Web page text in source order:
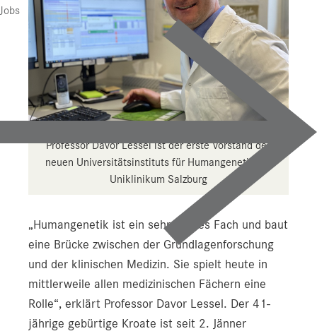
Jobs Presse
Downloads
Pressebilder
YOUNG.HOPE
Pressekontakt
Professor Davor Lessel ist der erste Vorstand des
neuen Universitätsinstituts für Humangenetik am
Uniklinikum Salzburg
„Humangenetik ist ein sehr breites Fach und baut
eine Brücke zwischen der Grundlagenforschung
und der klinischen Medizin. Sie spielt heute in
mittlerweile allen medizinischen Fächern eine
Rolle“, erklärt Professor Davor Lessel. Der 41-
jährige gebürtige Kroate ist seit 2. Jänner